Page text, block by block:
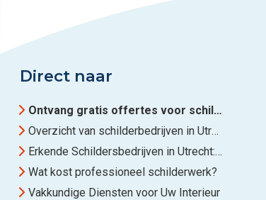
Direct naar
Ontvang gratis offertes voor schilderwerk in regio Utrecht
Overzicht van schilderbedrijven in Utrecht en omstreken
Erkende Schildersbedrijven in Utrecht: Kwaliteit Gegarandeerd
Wat kost professioneel schilderwerk?
Vakkundige Diensten voor Uw Interieur